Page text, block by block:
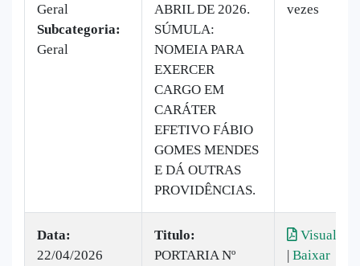
Geral
Subcategoria:
Geral
ABRIL DE 2026.
SÚMULA:
NOMEIA PARA
EXERCER
CARGO EM
CARÁTER
EFETIVO FÁBIO
GOMES MENDES
E DÁ OUTRAS
PROVIDÊNCIAS.
vezes
Data:
22/04/2026
Titulo:
PORTARIA Nº
Visualizar
| Baixar